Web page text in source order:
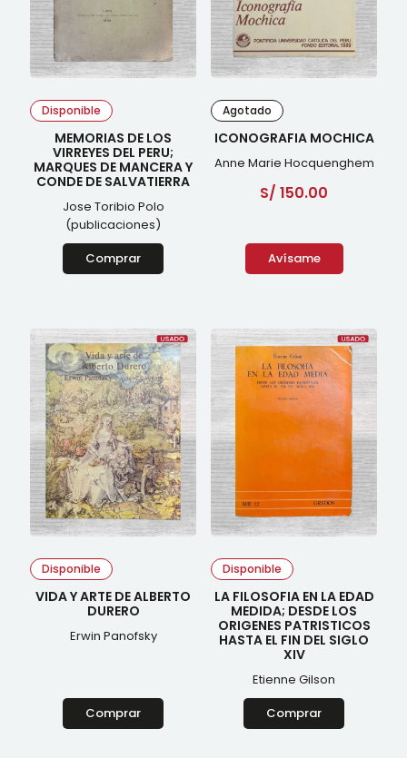
Disponible
MEMORIAS DE LOS
VIRREYES DEL PERU;
MARQUES DE MANCERA Y
CONDE DE SALVATIERRA
Jose Toribio Polo
(publicaciones)
Comprar
Agotado
ICONOGRAFIA MOCHICA
Anne Marie Hocquenghem
S/ 150.00
Avísame
Disponible
VIDA Y ARTE DE ALBERTO
DURERO
Erwin Panofsky
Comprar
Disponible
LA FILOSOFIA EN LA EDAD
MEDIDA; DESDE LOS
ORIGENES PATRISTICOS
HASTA EL FIN DEL SIGLO
XIV
Etienne Gilson
Comprar